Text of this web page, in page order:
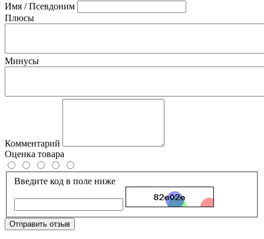
Имя / Псевдоним
Плюсы
Минусы
Комментарий
Оценка товара
Введите код в поле ниже
Отправить отзыв